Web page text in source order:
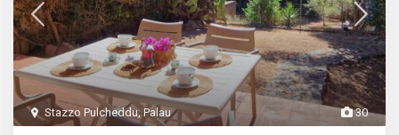
30
Stazzo Pulcheddu,Palau